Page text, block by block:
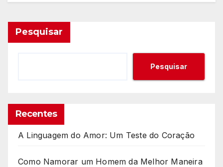
Pesquisar
Pesquisar
Recentes
A Linguagem do Amor: Um Teste do Coração
Como Namorar um Homem da Melhor Maneira